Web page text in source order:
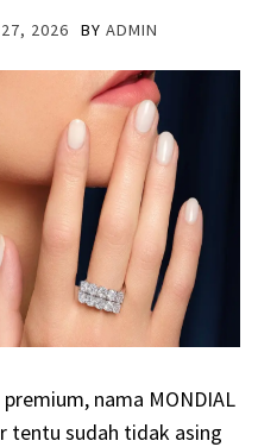
2026 BY ADMIN
nama MONDIAL
tentu sudah tidak asing